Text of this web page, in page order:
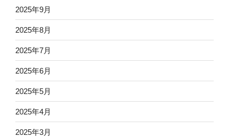
2025年9月
2025年8月
2025年7月
2025年6月
2025年5月
2025年4月
2025年3月